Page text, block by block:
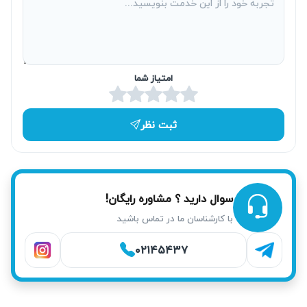
مناطق نمونه مانند صادقیه و بلوار فردوس به سرعت انجام
امتیاز شما
ثبت نظر
سوال دارید ؟ مشاوره رایگان!
با کارشناسان ما در تماس باشید
۰۲۱۴۵۴۳۷